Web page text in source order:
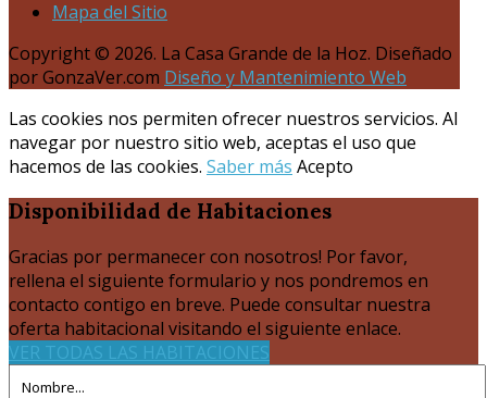
Mapa del Sitio
Copyright © 2026. La Casa Grande de la Hoz. Diseñado
por GonzaVer.com Diseño y Mantenimiento Web
Las cookies nos permiten ofrecer nuestros servicios. Al
navegar por nuestro sitio web, aceptas el uso que
hacemos de las cookies. Saber más Acepto
Disponibilidad de Habitaciones
Gracias por permanecer con nosotros! Por favor,
rellena el siguiente formulario y nos pondremos en
contacto contigo en breve. Puede consultar nuestra
oferta habitacional visitando el siguiente enlace.
VER TODAS LAS HABITACIONES